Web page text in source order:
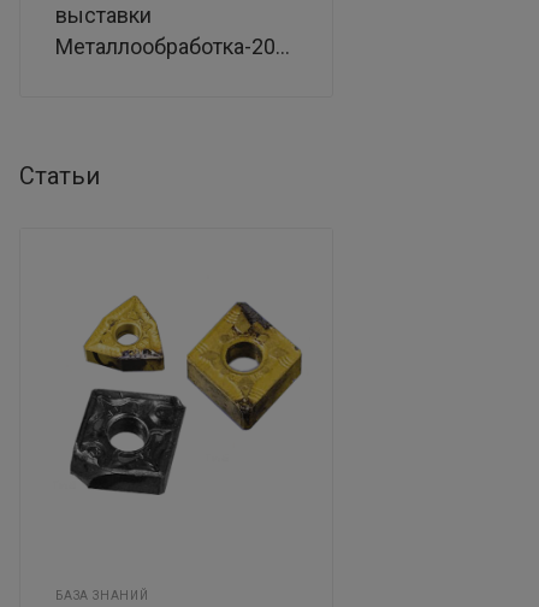
выставки
Металлообработка-2021
Статьи
БАЗА ЗНАНИЙ